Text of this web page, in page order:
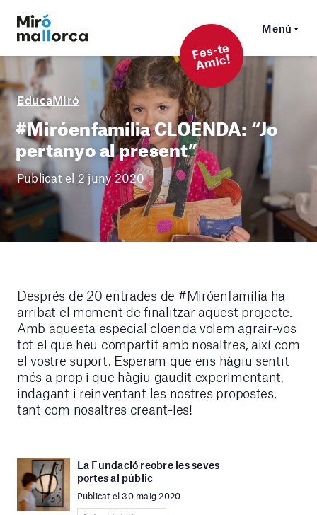
Menú
F
es-t
e
A
mi
c!
EducaMiró
#Miróenfamília CLOENDA: “Jo
pertanyo al present”
Publicat el 2 juny 2020
Després de 20 entrades de #Miróenfamília ha
arribat el moment de finalitzar aquest projecte.
Amb aquesta especial cloenda volem agrair-vos
tot el que heu compartit amb nosaltres, així com
el vostre suport. Esperam que ens hàgiu sentit
més a prop i que hàgiu gaudit experimentant,
indagant i reinventant les nostres propostes,
tant com nosaltres creant-les!
La Fundació reobre les seves
portes al públic
Publicat el 30 maig 2020